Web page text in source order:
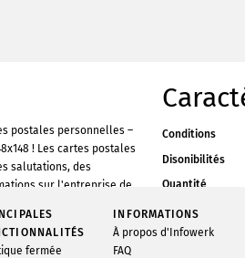
postales personnelles –
! Les cartes postales
salutations, des
sur l'entreprise de
une particularité. Avec
tes propres cartes
Conditions
Disonibilités
Quantité
Feu
Matériel
fermée
INFORMATIONS
À propos d'Infowerk
FAQ